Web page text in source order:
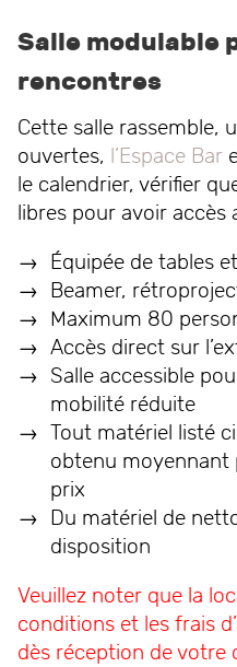
Salle modulable
rencontres
Cette salle rassemble,
ouvertes, l’Espace Bar
le calendrier, vérifier
libres pour avoir accès
Équipée de tables
Beamer,
Maximum 80
Accès direct sur
Salle accessible
mobilité réduite
Tout matériel listé
obtenu moyennant
prix
Du matériel de
disposition
Veuillez noter que la
conditions et les frais
dès réception de votre